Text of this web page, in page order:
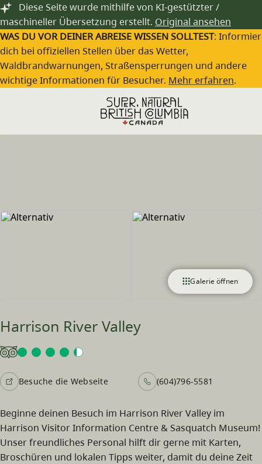
Zum Hauptinhalt springen
Diese Seite wurde mithilfe von KI-gestützter /
maschineller Übersetzung erstellt. Original ansehen
WAS DU VOR DEINER ABREISE WISSEN SOLLTEST:
dich bei offiziellen Stellen über das Wetter,
Waldbrandwarnungen, Straßensperrungen und andere
wichtige Informationen für Besucher. Mehr erfahren.
Galerie öffnen
Harrison River Valley
Besuche die Webseite (604)796-5581
Beginne deinen Besuch im Harrison River Valley im
Harrison Visitor Information Centre & Sasquatch Museum!
Unser freundliches Personal hilft dir gerne mit Karten,
Broschüren und lokalen Tipps weiter, damit du deine Zeit